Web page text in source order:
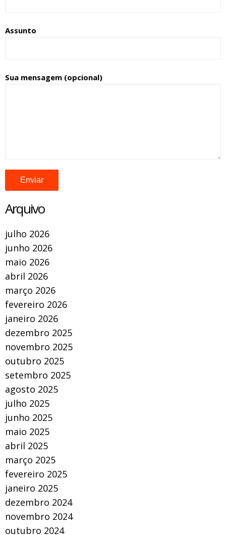
Assunto
Sua mensagem (opcional)
Arquivo
julho 2026
junho 2026
maio 2026
abril 2026
março 2026
fevereiro 2026
janeiro 2026
dezembro 2025
novembro 2025
outubro 2025
setembro 2025
agosto 2025
julho 2025
junho 2025
maio 2025
abril 2025
março 2025
fevereiro 2025
janeiro 2025
dezembro 2024
novembro 2024
outubro 2024